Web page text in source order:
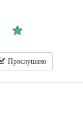
Прослушано